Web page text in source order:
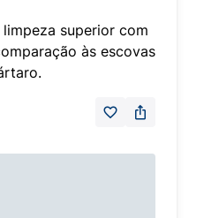
superior com
às escovas